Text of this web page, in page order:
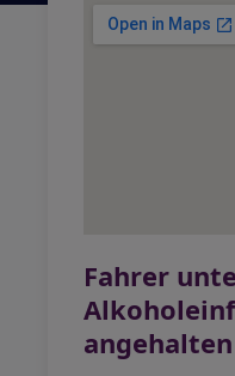
Fahrer
angehalten